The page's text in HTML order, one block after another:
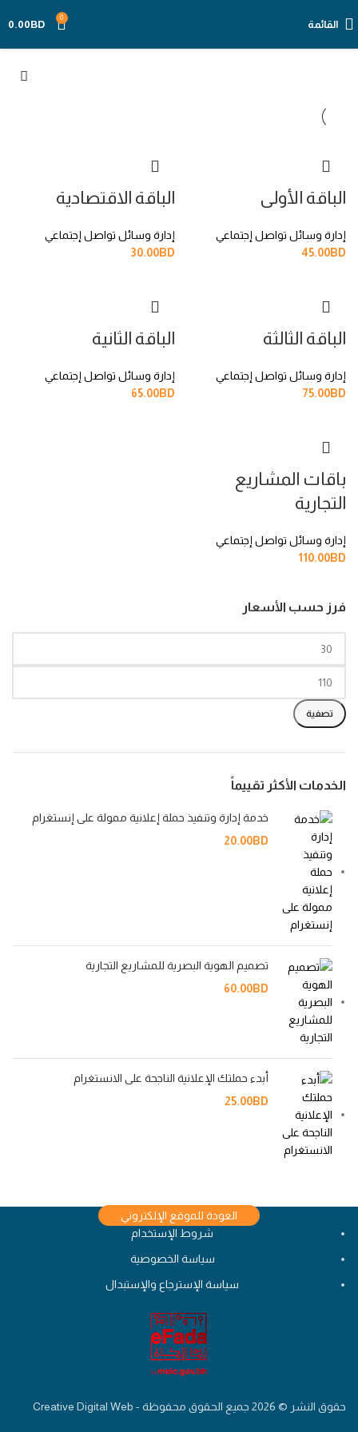
القائمة
0
0.00BD
فرز حسب الأسعار
تصفية
الخدمات الأكثر تقييماً
خدمة إدارة وتنفيذ حملة إعلانية ممولة على إنستغرام
20.00BD
تصميم الهوية البصرية للمشاريع التجارية
60.00BD
أبدء حملتك الإعلانية الناجحة على الانستغرام
25.00BD
الباقة الأولى
إدارة وسائل تواصل إجتماعي
45.00BD
الباقة الاقتصادية
إدارة وسائل تواصل إجتماعي
30.00BD
الباقة الثالثة
إدارة وسائل تواصل إجتماعي
75.00BD
الباقة الثانية
إدارة وسائل تواصل إجتماعي
65.00BD
باقات المشاريع
التجارية
إدارة وسائل تواصل إجتماعي
110.00BD
العودة للموقع الإلكتروني
شروط الإستخدام
سياسة الخصوصية
سياسة الإسترجاع والإستبدال
حقوق النشر © 2026 جميع الحقوق محفوظة - Creative Digital Web